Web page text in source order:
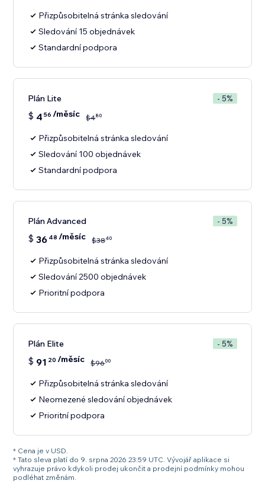
Přizpůsobitelná stránka sledování
Sledování 15 objednávek
Standardní podpora
Plán Lite - 5%
$ 4 56 /měsíc $480
Přizpůsobitelná stránka sledování
Sledování 100 objednávek
Standardní podpora
Plán Advanced - 5%
$ 36 48 /měsíc $3840
Přizpůsobitelná stránka sledování
Sledování 2500 objednávek
Prioritní podpora
Plán Elite - 5%
$ 91 20 /měsíc $9600
Přizpůsobitelná stránka sledování
Neomezené sledování objednávek
Prioritní podpora
* Cena je v USD.
* Tato sleva platí do 9. srpna 2026 23:59 UTC. Vývojář aplikace si
vyhrazuje právo kdykoli prodej ukončit a prodejní podmínky mohou
podléhat změnám.